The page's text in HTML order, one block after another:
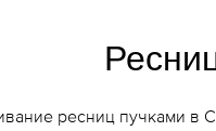
ресниц пучками в